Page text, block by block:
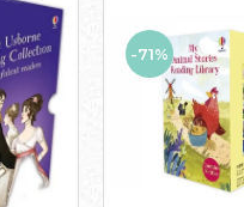
-71%